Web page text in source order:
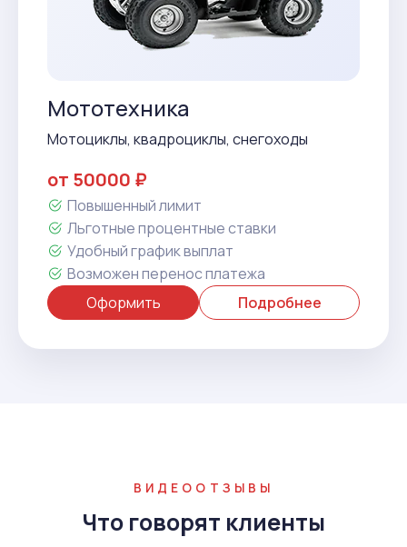
Мототехника
Мотоциклы, квадроциклы, снегоходы
от 50000 ₽
Повышенный лимит
Льготные процентные ставки
Удобный график выплат
Возможен перенос платежа
Оформить
Подробнее
ВИДЕООТЗЫВЫ
Что говорят клиенты